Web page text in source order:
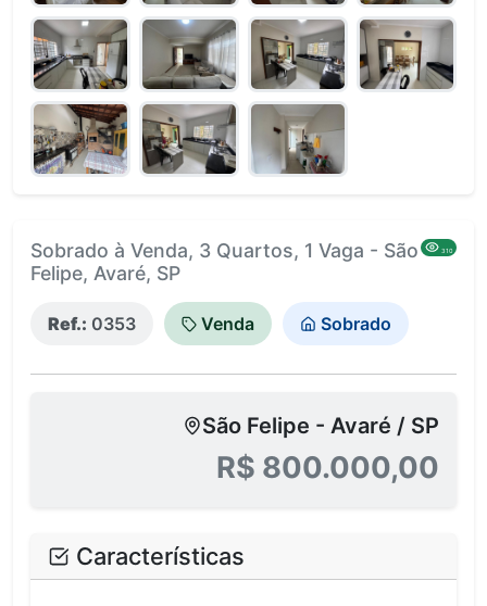
Sobrado à Venda, 3 Quartos, 1 Vaga - São
Felipe, Avaré, SP
310
Ref.: 0353 Venda Sobrado
São Felipe - Avaré / SP
R$ 800.000,00
Características